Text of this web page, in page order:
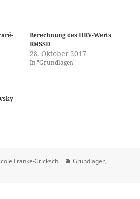
Berechnung des HRV-Werts
RMSSD
28. Oktober 2017
In "Grundlagen"
Franke-Gricksch Kategorien
Grundlagen,